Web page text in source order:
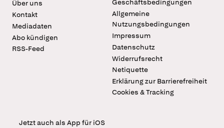
Über uns
Kontakt
Mediadaten
Abo kündigen
RSS-Feed
Geschäftsbedingungen
Allgemeine
Nutzungsbedingungen
Impressum
Datenschutz
Widerrufsrecht
Netiquette
Erklärung zur Barrierefreiheit
Cookies & Tracking
Jetzt auch als App für iOS